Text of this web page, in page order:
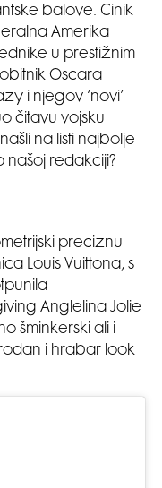
balove. Cinik
Amerika
u prestižnim
Oscara
i njegov ‘novi’
čitavu vojsku
na listi najbolje
našoj redakciji?
preciznu
Louis Vuittona, s
Anglelina Jolie
šminkerski ali i
i hrabar look